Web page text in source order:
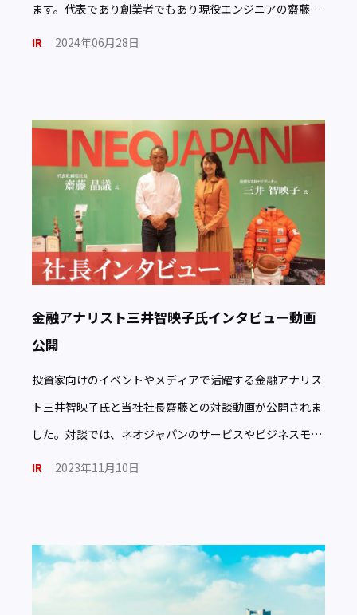
ます。代表であり創業者でもあり現役エンジニアの齋藤か
らネオジャパンのビジネスモデルや成長戦略について […]
IR 2024年06月28日
金融アナリスト三井智映子氏インタビュー動画
公開
投資家向けのイベントやメディアで活躍する金融アナリス
ト三井智映子氏と当社社長齋藤との対談動画が公開されま
した。対談では、ネオジャパンのサービスやビジネスモデ
ルの他、創業に対する思いや今後のビジョンについて語ら
IR 2023年11月10日